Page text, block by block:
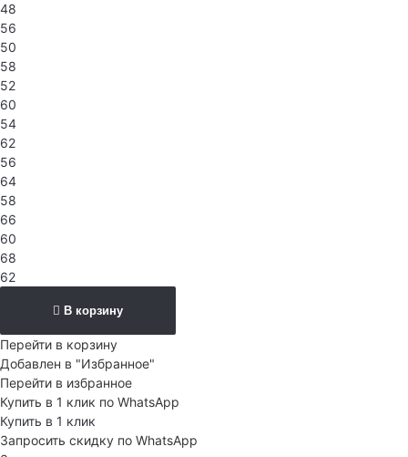
48
56
50
58
52
60
54
62
56
64
58
66
60
68
62
В корзину
Перейти в корзину
Добавлен в "Избранное"
Перейти в избранное
Купить в 1 клик по WhatsApp
Купить в 1 клик
Запросить скидку по WhatsApp